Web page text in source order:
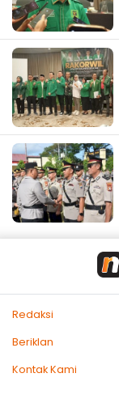
Redaksi
Beriklan
Kontak Kami